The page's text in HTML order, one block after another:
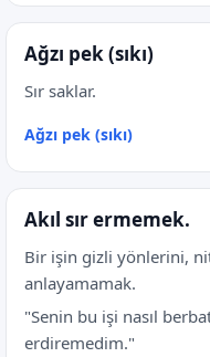
Ağzı pek (sıkı)
Sır saklar.
Ağzı pek (sıkı)
Akıl sır ermemek.
Bir işin gizli yönlerini,
anlayamamak.
"Senin bu işi nasıl
erdiremedim."